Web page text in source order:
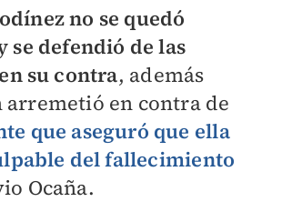
no se quedó
se defendió de las
su contra, además
en contra de
que aseguró que ella
del fallecimiento
Ocaña.